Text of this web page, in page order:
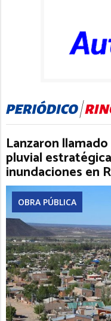
Lanzaron
pluvial
inundaciones en
OBRA PÚBLICA